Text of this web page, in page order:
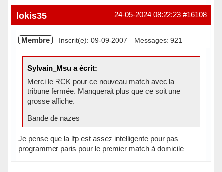
Hors ligne #16108
24-05-2024 08:22:23
lokis35
Membre Inscrit(e): 09-09-2007 Messages: 921
Sylvain_Msu a écrit:
Merci le RCK pour ce nouveau match avec la
tribune fermée. Manquerait plus que ce soit une
grosse affiche.
Bande de nazes
Je pense que la lfp est assez intelligente pour pas
programmer paris pour le premier match à domicile